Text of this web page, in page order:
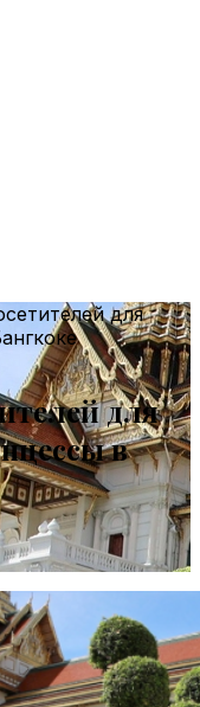
для
для
в